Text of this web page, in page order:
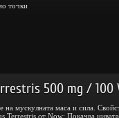
точки
500 mg / 100
на мускулната маса и сила.
Terrestris от Now: Покачва